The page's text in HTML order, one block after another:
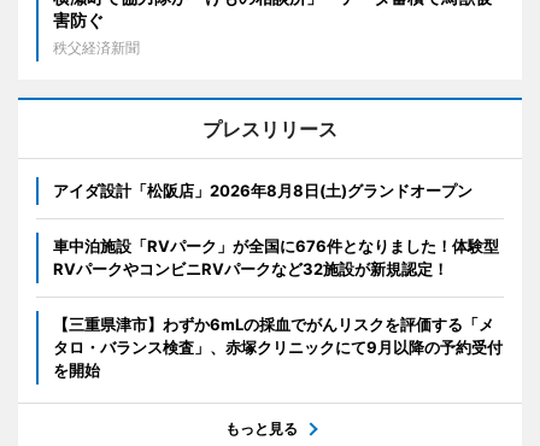
害防ぐ
秩父経済新聞
プレスリリース
アイダ設計「松阪店」2026年8月8日(土)グランドオープン
車中泊施設「RVパーク」が全国に676件となりました！体験型
RVパークやコンビニRVパークなど32施設が新規認定！
【三重県津市】わずか6mLの採血でがんリスクを評価する「メ
タロ・バランス検査」、赤塚クリニックにて9月以降の予約受付
を開始
もっと見る